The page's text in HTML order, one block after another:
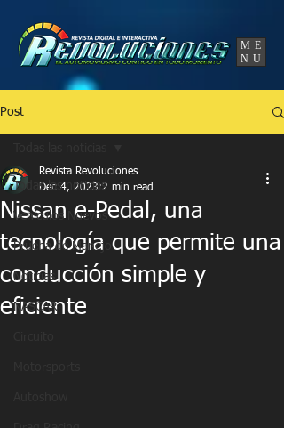
ME
NU
Post
Todas las noticias
Vehículos Nuevos
Prueba de Manejo
Noticias
NASCAR
Nissan e-Pedal, una
tecnología que permite una
conducción simple y
eficiente
Revista Revoluciones
Dec 4, 2023 2 min read